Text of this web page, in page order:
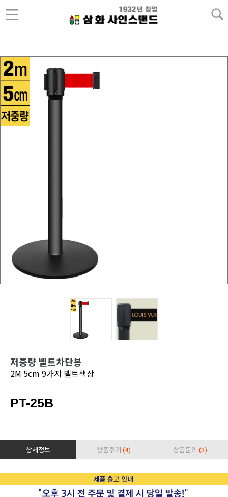
저중량 벨트차단봉
2M 5cm 9가지 벨트색상
PT-25B
상세정보 상품후기 (4) 상품문의 (3)